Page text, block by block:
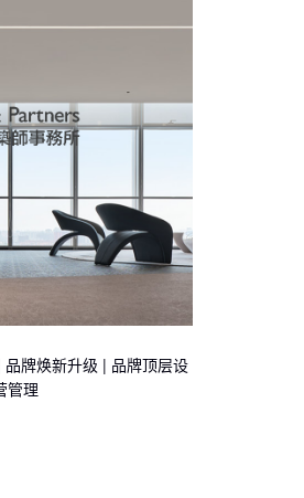
牌焕新升级 | 品牌顶层设
管理